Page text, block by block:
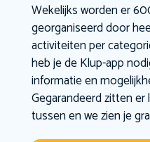
Wekelijks worden er
georganiseerd door
activiteiten per
heb je de Klup-app
informatie en
Gegarandeerd zitten
tussen en we zien je